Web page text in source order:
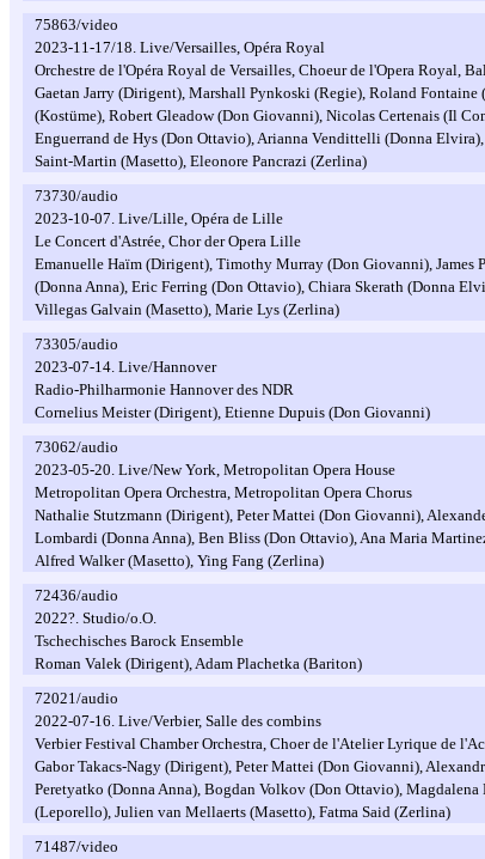
75863/video
2023-11-17/18. Live/Versailles, Opéra Royal
Orchestre de l'Opéra Royal de Versailles, Choeur de l'Opera Royal,
Gaetan Jarry (Dirigent), Marshall Pynkoski (Regie), Roland
(Kostüme), Robert Gleadow (Don Giovanni), Nicolas Certenais (Il
Enguerrand de Hys (Don Ottavio), Arianna Vendittelli (Donna
Saint-Martin (Masetto), Eleonore Pancrazi (Zerlina)
73730/audio
2023-10-07. Live/Lille, Opéra de Lille
Le Concert d'Astrée, Chor der Opera Lille
Emanuelle Haïm (Dirigent), Timothy Murray (Don Giovanni), James
(Donna Anna), Eric Ferring (Don Ottavio), Chiara Skerath (Donna
Villegas Galvain (Masetto), Marie Lys (Zerlina)
73305/audio
2023-07-14. Live/Hannover
Radio-Philharmonie Hannover des NDR
Cornelius Meister (Dirigent), Etienne Dupuis (Don Giovanni)
73062/audio
2023-05-20. Live/New York, Metropolitan Opera House
Metropolitan Opera Orchestra, Metropolitan Opera Chorus
Nathalie Stutzmann (Dirigent), Peter Mattei (Don Giovanni),
Lombardi (Donna Anna), Ben Bliss (Don Ottavio), Ana Maria
Alfred Walker (Masetto), Ying Fang (Zerlina)
72436/audio
2022?. Studio/o.O.
Tschechisches Barock Ensemble
Roman Valek (Dirigent), Adam Plachetka (Bariton)
72021/audio
2022-07-16. Live/Verbier, Salle des combins
Verbier Festival Chamber Orchestra, Choer de l'Atelier Lyrique de
Gabor Takacs-Nagy (Dirigent), Peter Mattei (Don Giovanni),
Peretyatko (Donna Anna), Bogdan Volkov (Don Ottavio),
(Leporello), Julien van Mellaerts (Masetto), Fatma Said (Zerlina)
71487/video